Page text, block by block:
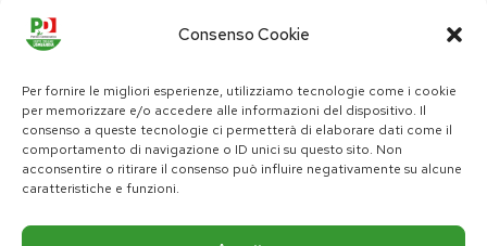
Consenso Cookie
Per fornire le migliori esperienze, utilizziamo tecnologie come i cookie
per memorizzare e/o accedere alle informazioni del dispositivo. Il
consenso a queste tecnologie ci permetterà di elaborare dati come il
comportamento di navigazione o ID unici su questo sito. Non
acconsentire o ritirare il consenso può influire negativamente su alcune
caratteristiche e funzioni.
Tutela dei dati personali|Politica sui cookie
pd@consiglio.regione.lombardia.it
ufficiostampa.pd@consiglio.regione.lombardia.it
Pagine Facebook Gruppo Consiliare PD LombardiaPagina Messenger Gruppo Consiliare PD LombardiaPagina Instagram Gruppo PD LombardiaPagina Youtube Gruppo PD Lombardia